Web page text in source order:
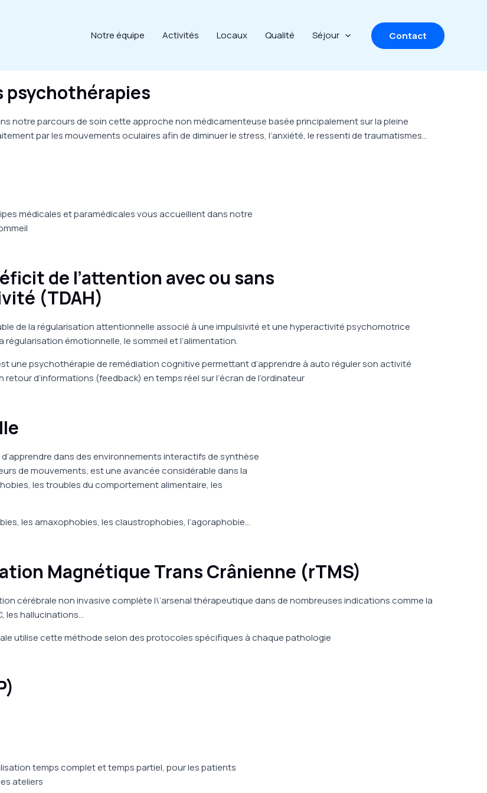
Notre équipe Activités Locaux Qualité Séjour Contact
psychothérapies
notre parcours de soin cette approche non médicamenteuse basée principalement sur la pleine
par les mouvements oculaires afin de diminuer le stress, l’anxiété, le ressenti de traumatismes…
médicales et paramédicales vous accueillent dans notre
de l’attention avec ou sans
(TDAH)
de la régularisation attentionnelle associé à une impulsivité et une hyperactivité psychomotrice
régularisation émotionnelle, le sommeil et l’alimentation.
une psychothérapie de remédiation cognitive permettant d’apprendre à auto réguler son activité
retour d’informations (feedback) en temps réel sur l’écran de l’ordinateur
dans des environnements interactifs de synthèse
de mouvements, est une avancée considérable dans la
les troubles du comportement alimentaire, les
les amaxophobies, les claustrophobies, l’agoraphobie…
Magnétique Trans Crânienne (rTMS)
cérébrale non invasive complète l\’arsenal thérapeutique dans de nombreuses indications comme la
les hallucinations…
utilise cette méthode selon des protocoles spécifiques à chaque pathologie
temps complet et temps partiel, pour les patients
ateliers